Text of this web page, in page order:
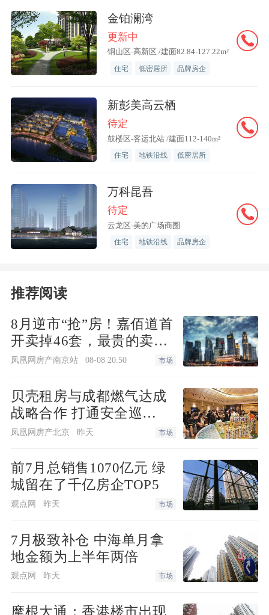
在凤凰网全媒体矩阵、100 媒体平台、短
视频传播矩阵等上线传播。
凤凰网房产楼市315品质计划，分为楼市
15品质计划三个阶段。
作为活动启动阶段，3月1日起凤凰网房产
联动100 城市共同发起楼市开启315维权
目——凰家探盘IP工作室一线走进争议项
目，将进行实地考察以及对话事件当事
人。
栏目 ，《凰家探盘》聚焦时下备受争议的
项目及热点在售楼盘，以短视频的形式进
行客观报道及专业点评，在视频号、快
手、抖音等十大平台集中曝光。凰家探盘
自2020年9月启动，完成实地探盘超过200
0篇；视频栏目逾400期，最高播放量超10
0万。
网房产楼市315吐槽大会将以线上视频直
播的方式对维权热点项目集中曝光，同时
专家律师在线支招，届时将发布2021年楼
天天交付验房宝典上线预告，为消费者购
房权威背书。
金铂澜湾
更新中
铜山区-高新区 /建面82.84-127.22m²
住宅 低密居所 品牌房企
新彭美高云栖
待定
鼓楼区-客运北站 /建面112-140m²
住宅 地铁沿线 低密居所
万科昆吾
待定
云龙区-美的广场商圈
住宅 地铁沿线 品牌房企
推荐阅读
8月逆市“抢”房！嘉佰道首
开卖掉46套，最贵的卖得
最快！
凤凰网房产南京站 08-08 20:50 市场
贝壳租房与成都燃气达成
战略合作 打通安全巡
检“最后一米”
凤凰网房产北京 昨天 市场
前7月总销售1070亿元 绿
城留在了千亿房企TOP5
观点网 昨天 市场
7月极致补仓 中海单月拿
地金额为上半年两倍
观点网 昨天 市场
摩根大通：香港楼市出现